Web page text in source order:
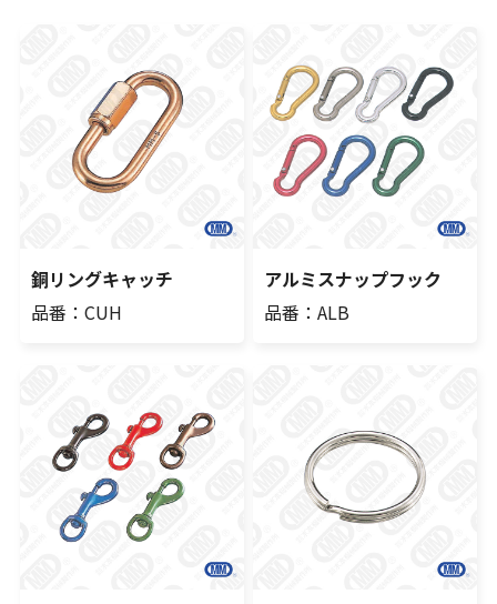
銅リングキャッチ
品番：CUH
アルミスナップフック
品番：ALB